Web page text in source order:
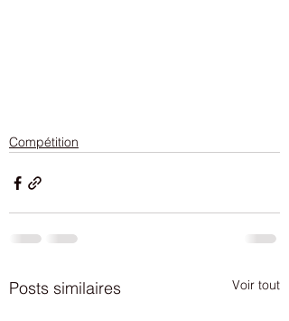
Compétition
Posts similaires Voir tout